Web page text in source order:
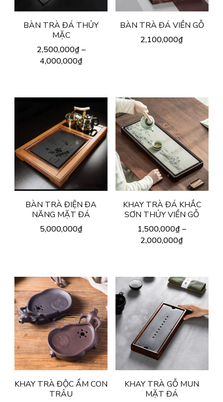
BÀN TRÀ ĐÁ THỦY
MẶC
2,500,000₫–
4,000,000₫
BÀN TRÀ ĐÁ VIỀN GỖ
2,100,000₫
BÀN TRÀ ĐIỆN ĐA
NĂNG MẶT ĐÁ
5,000,000₫
KHAY TRÀ ĐÁ KHẮC
SƠN THỦY VIỀN GỖ
1,500,000₫–
2,000,000₫
KHAY TRÀ ĐỘC ẨM CON
TRÂU
KHAY TRÀ GỖ MUN
MẶT ĐÁ